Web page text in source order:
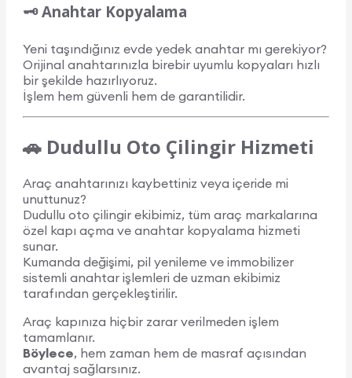
🗝️ Anahtar Kopyalama
Yeni taşındığınız evde yedek anahtar mı gerekiyor?
Orijinal anahtarınızla birebir uyumlu kopyaları hızlı
bir şekilde hazırlıyoruz.
İşlem hem güvenli hem de garantilidir.
🚗 Dudullu Oto Çilingir Hizmeti
Araç anahtarınızı kaybettiniz veya içeride mi
unuttunuz?
Dudullu oto çilingir ekibimiz, tüm araç markalarına
özel kapı açma ve anahtar kopyalama hizmeti
sunar.
Kumanda değişimi, pil yenileme ve immobilizer
sistemli anahtar işlemleri de uzman ekibimiz
tarafından gerçekleştirilir.
Araç kapınıza hiçbir zarar verilmeden işlem
tamamlanır.
Böylece, hem zaman hem de masraf açısından
avantaj sağlarsınız.